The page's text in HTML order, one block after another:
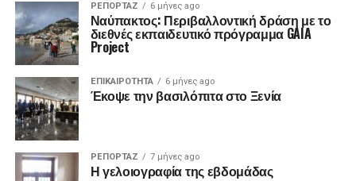
ΡΕΠΟΡΤΑΖ 6 μήνες ago
Ναύπακτος: Περιβαλλοντική δράση με το
διεθνές εκπαιδευτικό πρόγραμμα GAIA
Project
ΕΠΙΚΑΙΡΟΤΗΤΑ 6 μήνες ago
Έκοψε την βασιλόπιτα στο Ξενία
ΡΕΠΟΡΤΑΖ 7 μήνες ago
Η γελοιογραφία της εβδομάδας